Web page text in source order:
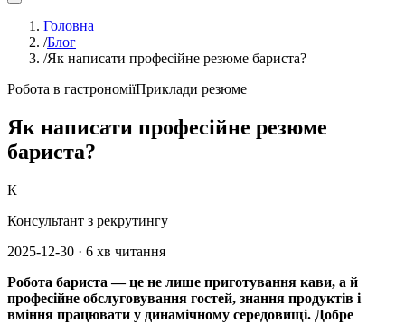
Головна
/Блог
/Як написати професійне резюме бариста?
Робота в гастрономіїПриклади резюме
Як написати професійне резюме
бариста?
К
Консультант з рекрутингу
2025-12-30 · 6 хв читання
Робота бариста — це не лише приготування кави, а й
професійне обслуговування гостей, знання продуктів і
вміння працювати у динамічному середовищі. Добре